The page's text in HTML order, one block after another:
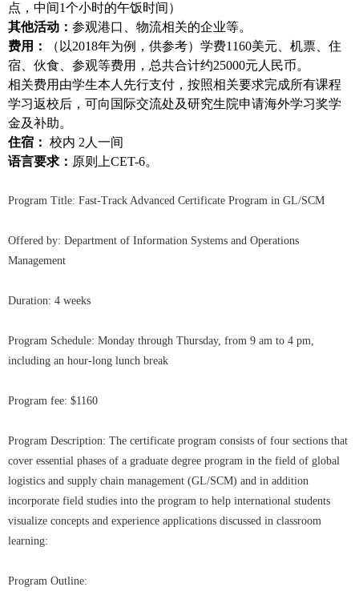
点，中间1个小时的午饭时间）
其他活动： 参观港口、物流相关的企业等。
费用：
（以2018年为例，供参考）学费1160美元、机票、住
宿、伙食、参观等费用，总共合计约25000元人民币。
相关费用由学生本人先行支付，按照相关要求完成所有课程
学习返校后，可向国际交流处及研究生院申请海外学习奖学
金及补助。
住宿： 校内 2 人一间
语言要求： 原则上CET-6。
Program Title: Fast-Track Advanced Certificate Program in GL/SCM
Offered by: Department of Information Systems and Operations
Management
Duration: 4 weeks
Program Schedule: Monday through Thursday, from 9 am to 4 pm,
including an hour-long lunch break
Program fee: $1160
Program Description: The certificate program consists of four sections that
cover essential phases of a graduate degree program in the field of global
logistics and supply chain management (GL/SCM) and in addition
incorporate field studies into the program to help international students
visualize concepts and experience applications discussed in classroom
learning:
Program Outline: